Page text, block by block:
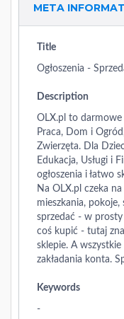
META
Title
Ogłoszenia -
Description
OLX.pl to darmowe
Praca, Dom i
Zwierzęta. Dla
Edukacja, Usługi i
ogłoszenia i łatwo
Na OLX.pl czeka
mieszkania, pokoje,
sprzedać - w prosty
coś kupić - tutaj
sklepie. A
zakładania konta.
Keywords
-